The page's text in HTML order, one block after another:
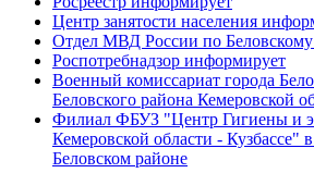
Центр занятости населения
Отдел МВД России по
Роспотребнадзор информирует
Военный комиссариат города
Беловского района Кемеровской
Филиал ФБУЗ "Центр Гигиены и
Кемеровской области - Кузбассе"
Беловском районе